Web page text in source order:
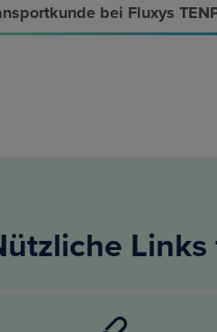
bei Fluxys